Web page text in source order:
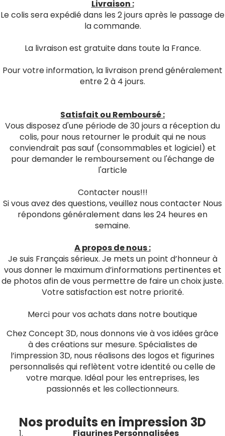
Livraison :
Le colis sera expédié dans les 2 jours après le passage de
la commande.
La livraison est gratuite dans toute la France.
Pour votre information, la livraison prend généralement
entre 2 à 4 jours.
Satisfait ou Remboursé :
Vous disposez d'une période de 30 jours a réception du
colis, pour nous retourner le produit qui ne nous
conviendrait pas sauf (consommables et logiciel) et
pour demander le remboursement ou l'échange de
l'article
Contacter nous!!!
Si vous avez des questions, veuillez nous contacter Nous
répondons généralement dans les 24 heures en
semaine.
A propos de nous :
Je suis Français sérieux. Je mets un point d’honneur à
vous donner le maximum d’informations pertinentes et
de photos afin de vous permettre de faire un choix juste.
Votre satisfaction est notre priorité.
Merci pour vos achats dans notre boutique
Chez Concept 3D, nous donnons vie à vos idées grâce
à des créations sur mesure. Spécialistes de
l’impression 3D, nous réalisons des logos et figurines
personnalisés qui reflètent votre identité ou celle de
votre marque. Idéal pour les entreprises, les
passionnés et les collectionneurs.
Nos produits en impression 3D
Figurines Personnalisées